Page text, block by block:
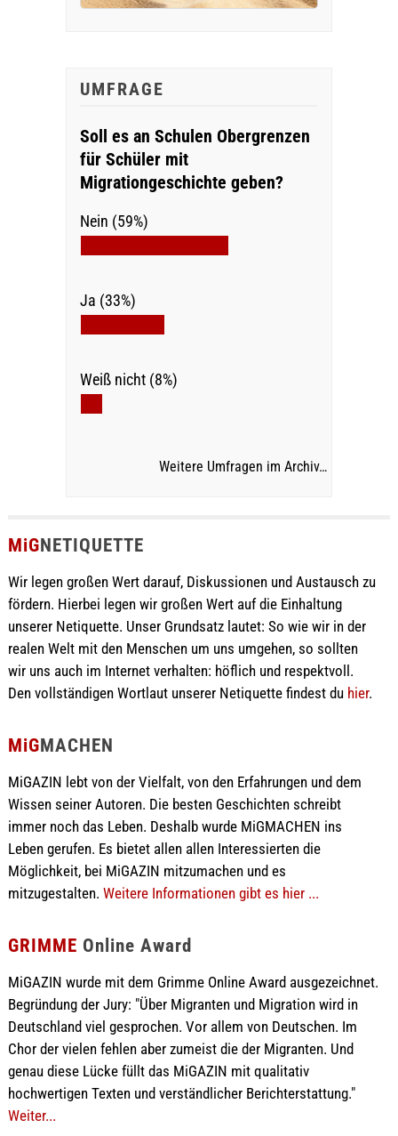
UMFRAGE
Soll es an Schulen Obergrenzen
für Schüler mit
Migrationgeschichte geben?
Nein (59%)
Ja (33%)
Weiß nicht (8%)
Weitere Umfragen im Archiv…
MiGNETIQUETTE
Wir legen großen Wert darauf, Diskussionen und Austausch zu
fördern. Hierbei legen wir großen Wert auf die Einhaltung
unserer Netiquette. Unser Grundsatz lautet: So wie wir in der
realen Welt mit den Menschen um uns umgehen, so sollten
wir uns auch im Internet verhalten: höflich und respektvoll.
Den vollständigen Wortlaut unserer Netiquette findest du hier.
MiGMACHEN
MiGAZIN lebt von der Vielfalt, von den Erfahrungen und dem
Wissen seiner Autoren. Die besten Geschichten schreibt
immer noch das Leben. Deshalb wurde MiGMACHEN ins
Leben gerufen. Es bietet allen allen Interessierten die
Möglichkeit, bei MiGAZIN mitzumachen und es
mitzugestalten. Weitere Informationen gibt es hier ...
GRIMME Online Award
MiGAZIN wurde mit dem Grimme Online Award ausgezeichnet.
Begründung der Jury: "Über Migranten und Migration wird in
Deutschland viel gesprochen. Vor allem von Deutschen. Im
Chor der vielen fehlen aber zumeist die der Migranten. Und
genau diese Lücke füllt das MiGAZIN mit qualitativ
hochwertigen Texten und verständlicher Berichterstattung."
Weiter...